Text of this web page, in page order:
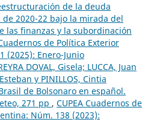
de la deuda
2020-22 bajo la mirada del
las finanzas y la subordinación
de Política Exterior
(2025): Enero-Junio
DOVAL, Gisela; LUCCA, Juan
y PINILLOS, Cintia
de Bolsonaro en español.
271 pp , CUPEA Cuadernos de
Núm. 138 (2023):